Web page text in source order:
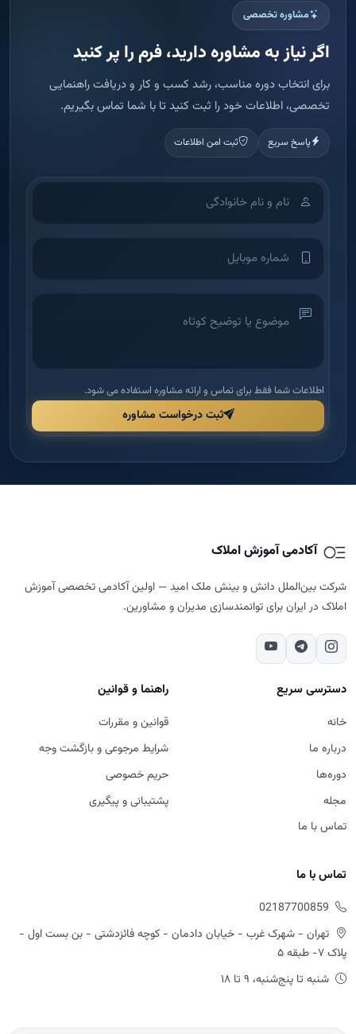
مشاوره تخصصی
اگر نیاز به مشاوره دارید، فرم را پر کنید
برای انتخاب دوره مناسب، رشد کسب و کار و دریافت راهنمایی
تخصصی، اطلاعات خود را ثبت کنید تا با شما تماس بگیریم.
پاسخ سریع ثبت امن اطلاعات
اطلاعات شما فقط برای تماس و ارائه مشاوره استفاده می شود.
ثبت درخواست مشاوره
آکادمی آموزش املاک
شرکت بین‌الملل دانش و بینش ملک امید — اولین آکادمی تخصصی آموزش
املاک در ایران برای توانمندسازی مدیران و مشاورین.
دسترسی سریع
خانه
درباره ما
دوره‌ها
مجله
تماس با ما
راهنما و قوانین
قوانین و مقررات
شرایط مرجوعی و بازگشت وجه
حریم خصوصی
پشتیبانی و پیگیری
تماس با ما
02187700859
تهران - شهرک غرب - خیابان دادمان - کوچه فائزدشتی - بن بست اول -
پلاک ۷- طبقه ۵
شنبه تا پنج‌شنبه، ۹ تا ۱۸